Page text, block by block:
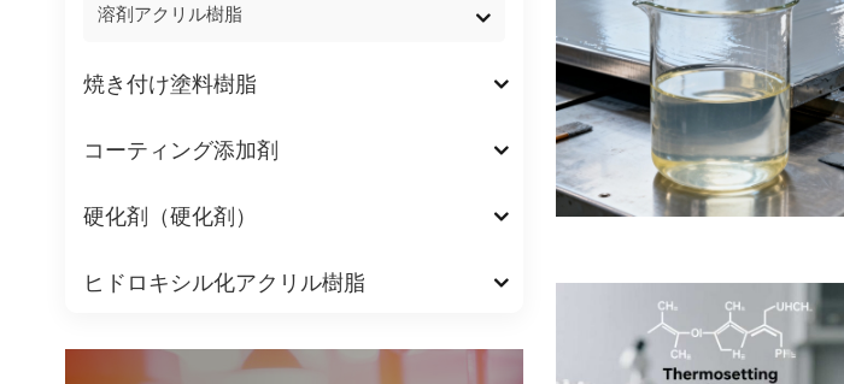
溶剤アクリル樹脂
焼き付け塗料樹脂
コーティング添加剤
硬化剤（硬化剤）
ヒドロキシル化アクリル樹脂